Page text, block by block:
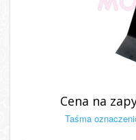
Cena na
Taśma